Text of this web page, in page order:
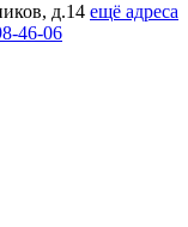
д.14 ещё адреса
46-06